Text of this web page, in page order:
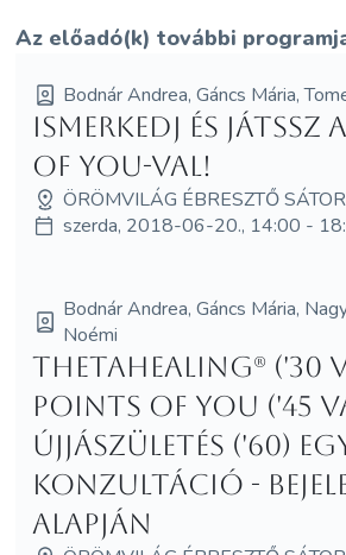
Az előadó(k) további
Bodnár Andrea, Gáncs Mária,
Ismerkedj és játssz
of You-val!
ÖRÖMVILÁG ÉBRESZTŐ SÁTOR
szerda, 2018-06-20., 14:00 -
Bodnár Andrea, Gáncs Mária,
Noémi
ThetaHealing® ('30
Points of You ('45
Újjászületés ('60)
konzultáció -
alapján